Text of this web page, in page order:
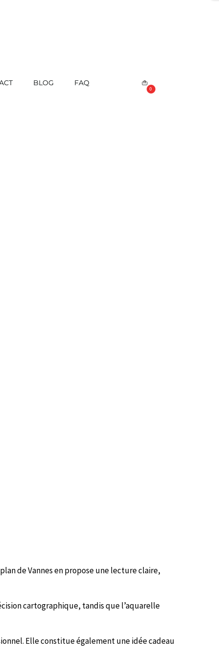
BLOG FAQ
0
de Vannes en propose une lecture claire,
cartographique, tandis que l’aquarelle
Elle constitue également une idée cadeau